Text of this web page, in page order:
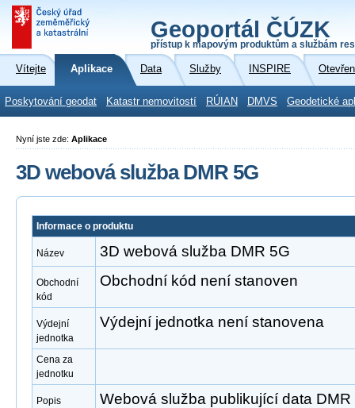
Geoportál ČÚZK
přístup k mapovým produktům a službám
Vítejte Aplikace Data Služby INSPIRE
Poskytování geodat Katastr nemovitostí RÚIAN DMVS Geodetické
Nyní jste zde: Aplikace
3D webová služba DMR 5G
Informace o produktu
Název 3D webová služba DMR 5G
Obchodní
kód
Obchodní kód není stanoven
Výdejní
jednotka
Výdejní jednotka není stanovena
Cena za
jednotku
Popis
Webová služba publikující data